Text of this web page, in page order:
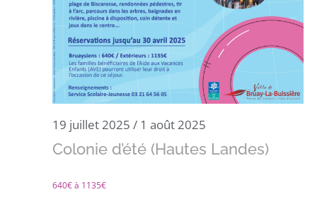
19 juillet 2025 / 1 août 2025
Colonie d’été (Hautes Landes)
640€ à 1135€